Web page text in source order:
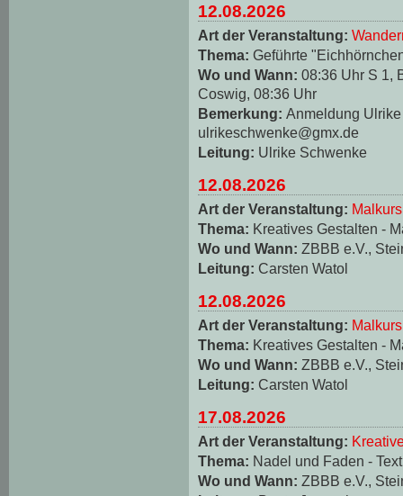
12.08.2026
Art der Veranstaltung:
Thema: Geführte
Wo und Wann: 08:36 Uhr S 1,
Coswig, 08:36 Uhr
Bemerkung: Anmeldung
ulrikeschwenke@gmx.de
Leitung: Ulrike Schwenke
12.08.2026
Art der Veranstaltung: Malkurs
Thema: Kreatives Gestalten -
Wo und Wann: ZBBB e.V.,
Leitung: Carsten Watol
12.08.2026
Art der Veranstaltung: Malkurs
Thema: Kreatives Gestalten -
Wo und Wann: ZBBB e.V.,
Leitung: Carsten Watol
17.08.2026
Art der Veranstaltung:
Thema: Nadel und Faden -
Wo und Wann: ZBBB e.V.,